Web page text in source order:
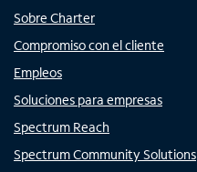
Sobre Charter
Compromiso con el cliente
Empleos
Soluciones para empresas
Spectrum Reach
Spectrum Community Solutions